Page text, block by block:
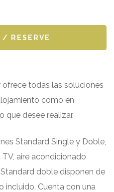
Standard Single y Doble,
aire acondicionado
doble disponen de
incluido. Cuenta con una
/ RESERVE
ofrece todas las soluciones
como en
que desee realizar.